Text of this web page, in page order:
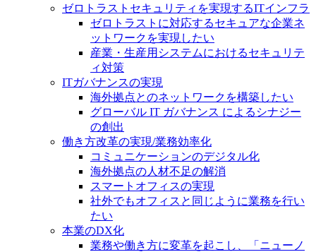
ゼロトラストセキュリティを実現するITインフラ
ゼロトラストに対応するセキュアな企業ネ
ットワークを実現したい
産業・生産用システムにおけるセキュリテ
ィ対策
ITガバナンスの実現
海外拠点とのネットワークを構築したい
グローバル IT ガバナンス によるシナジー
の創出
働き方改革の実現/業務効率化
コミュニケーションのデジタル化
海外拠点の人材不足の解消
スマートオフィスの実現
社外でもオフィスと同じように業務を行い
たい
本業のDX化
業務や働き方に変革を起こし、「ニューノ